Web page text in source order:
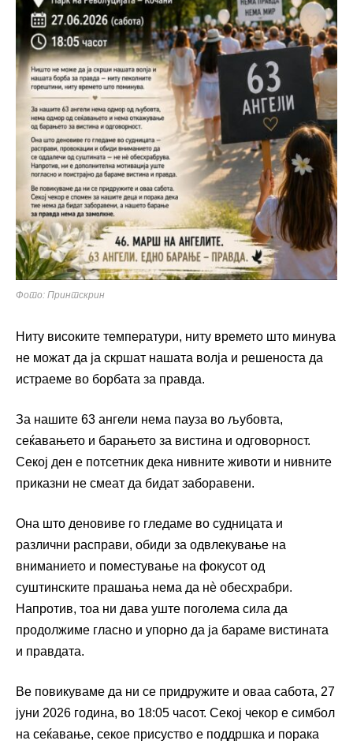
Фото: Принтскрин
Ниту високите температури, ниту времето што минува
не можат да ја скршат нашата волја и решеноста да
истраеме во борбата за правда.
За нашите 63 ангели нема пауза во љубовта,
сеќавањето и барањето за вистина и одговорност.
Секој ден е потсетник дека нивните животи и нивните
приказни не смеат да бидат заборавени.
Она што деновиве го гледаме во судницата и
различни расправи, обиди за одвлекување на
вниманието и поместување на фокусот од
суштинските прашања нема да нè обесхрабри.
Напротив, тоа ни дава уште поголема сила да
продолжиме гласно и упорно да ја бараме вистината
и правдата.
Ве повикуваме да ни се придружите и оваа сабота, 27
јуни 2026 година, во 18:05 часот. Секој чекор е симбол
на сеќавање, секое присуство е поддршка и порака